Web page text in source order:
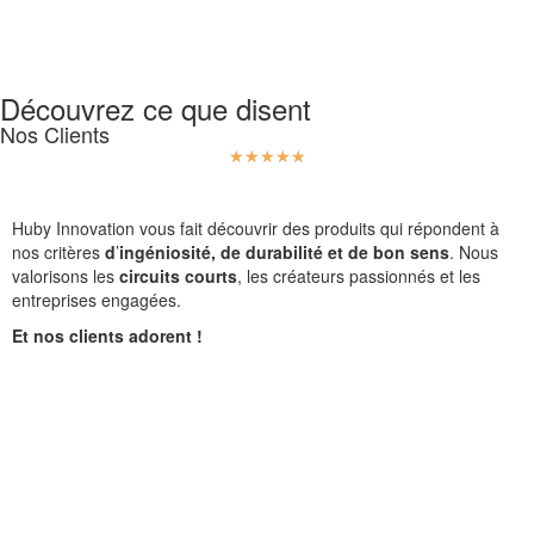
Découvrez ce que disent
Nos Clients
☆☆☆☆☆
Huby Innovation vous fait découvrir des produits qui répondent à
nos critères d’ingéniosité, de durabilité et de bon sens. Nous
valorisons les circuits courts, les créateurs passionnés et les
entreprises engagées.
Et nos clients adorent !